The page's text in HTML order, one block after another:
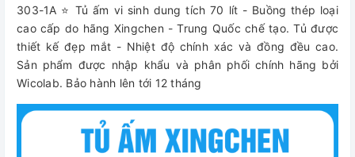
303-1A ⭐ Tủ ấm vi sinh dung tích 70 lít - Buồng thép loại
cao cấp do hãng Xingchen - Trung Quốc chế tạo. Tủ được
thiết kế đẹp mắt - Nhiệt độ chính xác và đồng đều cao.
Sản phẩm được nhập khẩu và phân phối chính hãng bởi
Wicolab. Bảo hành lên tới 12 tháng